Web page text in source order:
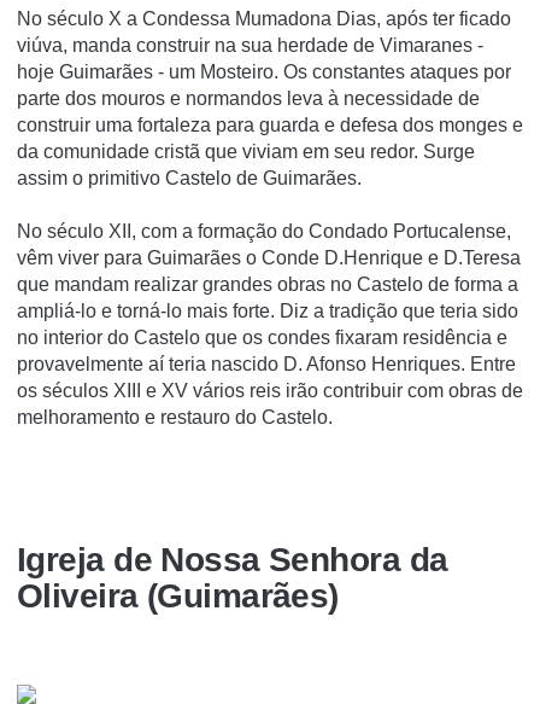
No século X a Condessa Mumadona Dias, após ter ficado
viúva, manda construir na sua herdade de Vimaranes -
hoje Guimarães - um Mosteiro. Os constantes ataques por
parte dos mouros e normandos leva à necessidade de
construir uma fortaleza para guarda e defesa dos monges e
da comunidade cristã que viviam em seu redor. Surge
assim o primitivo Castelo de Guimarães.
No século XII, com a formação do Condado Portucalense,
vêm viver para Guimarães o Conde D.Henrique e D.Teresa
que mandam realizar grandes obras no Castelo de forma a
ampliá-lo e torná-lo mais forte. Diz a tradição que teria sido
no interior do Castelo que os condes fixaram residência e
provavelmente aí teria nascido D. Afonso Henriques. Entre
os séculos XIII e XV vários reis irão contribuir com obras de
melhoramento e restauro do Castelo.
Igreja de Nossa Senhora da
Oliveira (Guimarães)